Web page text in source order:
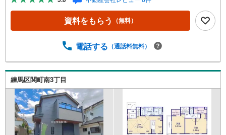
タッフ一同お客様のお問合せをお待ちしております。【住
宅ローン相談会】開催中無理のない住宅ローンの試算やご
購入の際にかかる諸費用の概算も行っております。しっか
気軽にご相談ください。お客様第一主義をモット-にお引越
実に努めさせて頂きます。住宅情報館にお越し頂けたら、
物件のご紹介だけではなく、お住まいの疑問、不安、お家
の事ならなんでもご相談いただけます。お客様の要望をお
伺いしながら誠心誠意、全力でサポートさせて頂きます。
お客様一人一人に合わせたライフプランのご提案をさせて
いただきます。お気軽にご相談ください。
資料をもらう （無料）
電話する （通話料無料）
練馬区関町南3丁目